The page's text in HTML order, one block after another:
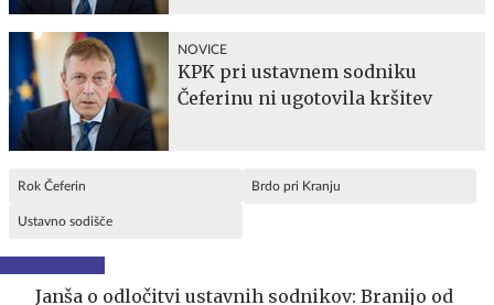
NOVICE
KPK pri ustavnem sodniku
Čeferinu ni ugotovila kršitev
Rok Čeferin Brdo pri Kranju
Ustavno sodišče
Janša o odločitvi ustavnih sodnikov: Branijo od